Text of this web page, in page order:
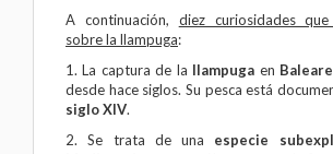
A continuación, diez curiosidades
sobre la llampuga:
1. La captura de la llampuga en
desde hace siglos. Su pesca está
siglo XIV.
2. Se trata de una especie